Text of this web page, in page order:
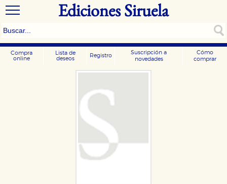
Ediciones Siruela
Compra
online
Lista de
deseos
Registro
Suscripción a
novedades
Cómo
comprar